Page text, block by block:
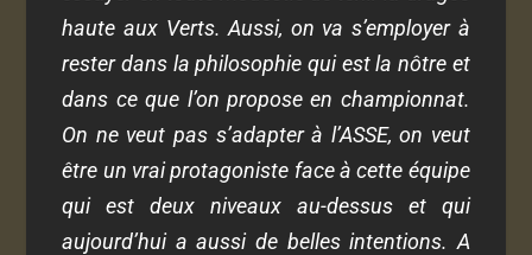
haute aux Verts. Aussi, on va s’employer à
rester dans la philosophie qui est la nôtre et
dans ce que l’on propose en championnat.
On ne veut pas s’adapter à l’ASSE, on veut
être un vrai protagoniste face à cette équipe
qui est deux niveaux au-dessus et qui
aujourd’hui a aussi de belles intentions. A